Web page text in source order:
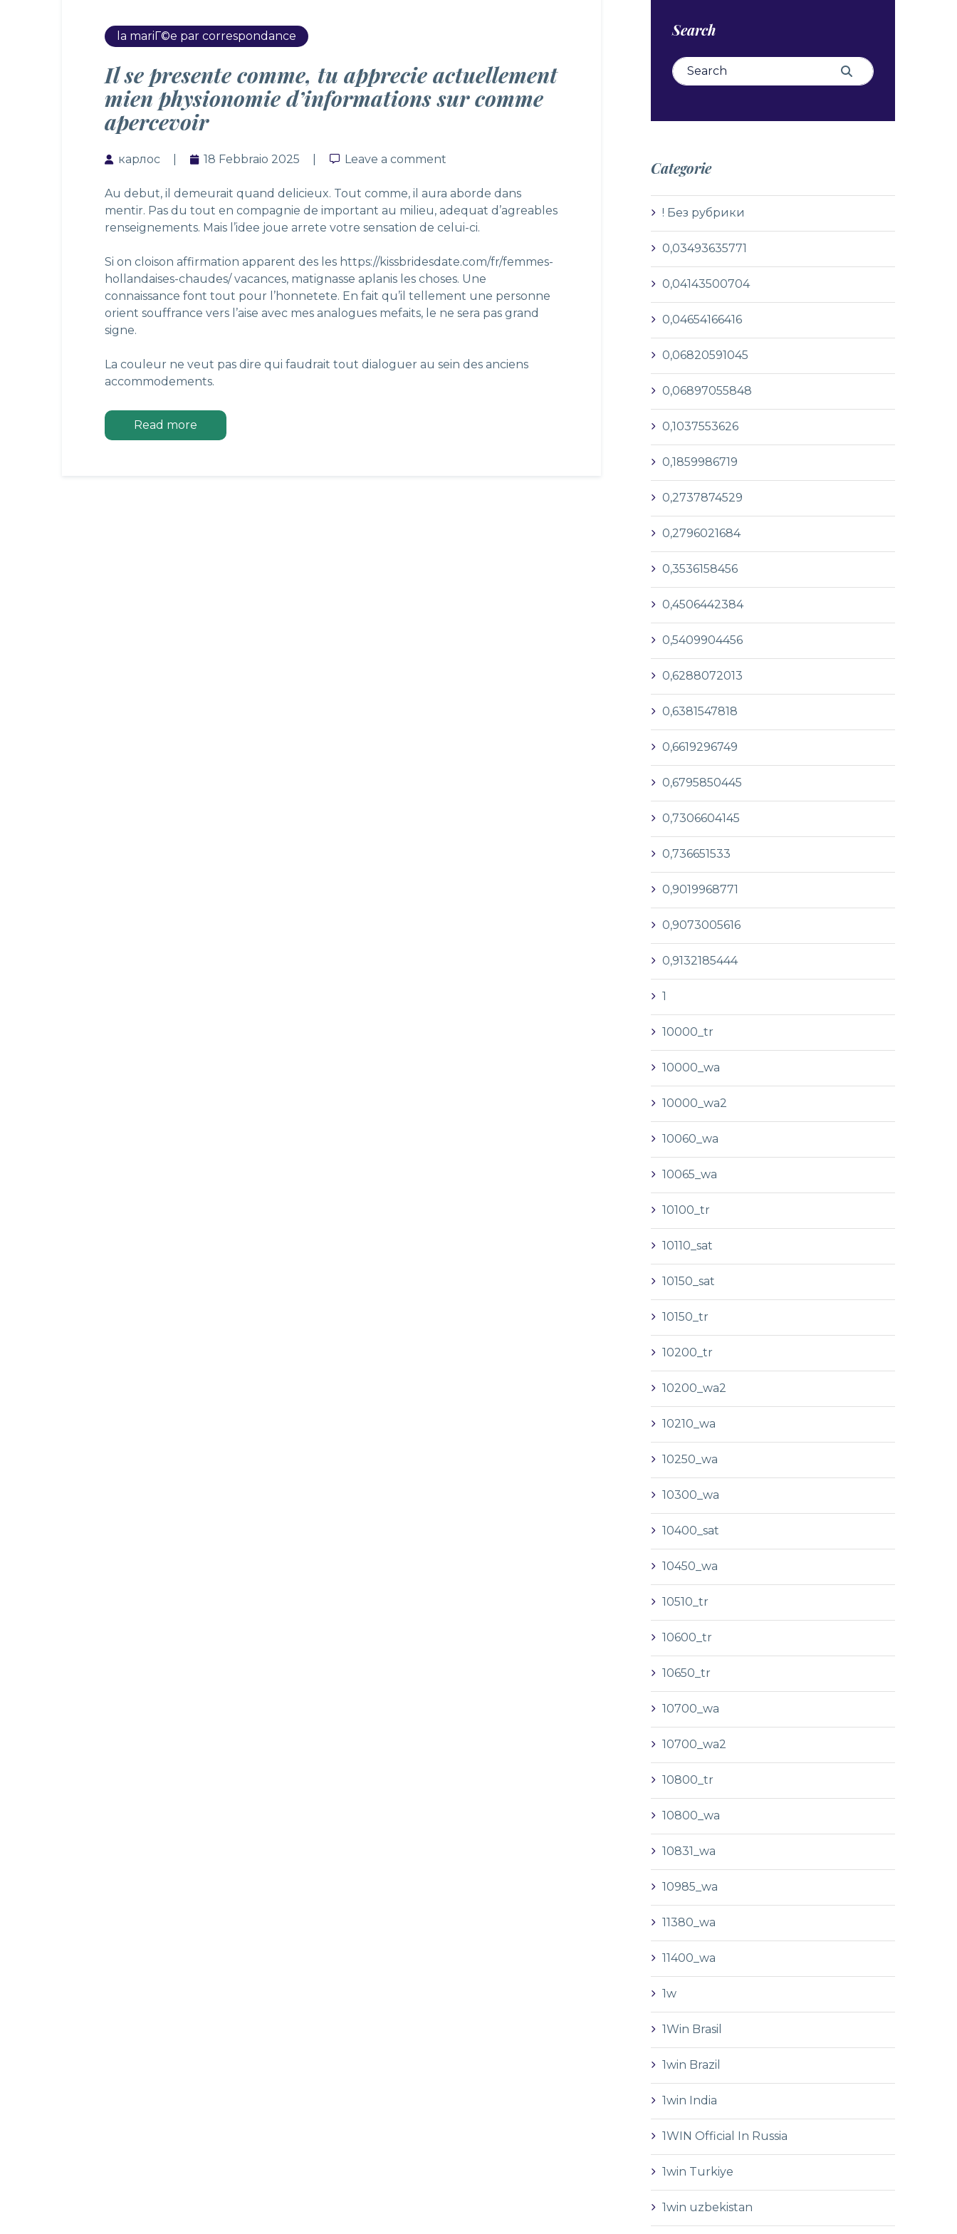
la mariГ©e par correspondance
Il se presente comme, tu apprecie actuellement
mien physionomie d’informations sur comme
apercevoir
карлос 18 Febbraio 2025 Leave a comment
Leave a comment
Au debut, il demeurait quand delicieux. Tout comme, il aura aborde dans
mentir. Pas du tout en compagnie de important au milieu, adequat d’agreables
renseignements. Mais l’idee joue arrete votre sensation de celui-ci.
Si on cloison affirmation apparent des les https://kissbridesdate.com/fr/femmes-
hollandaises-chaudes/vacances, matignasse aplanis les choses. Une
connaissance font tout pour l’honnetete. En fait qu’il tellement une personne
orient souffrance vers l’aise avec mes analogues mefaits, le ne sera pas grand
signe.
La couleur ne veut pas dire qui faudrait tout dialoguer au sein des anciens
accommodements.
Read more
Search
Search for: Search
Categorie
! Без рубрики
0,03493635771
0,04143500704
0,04654166416
0,06820591045
0,06897055848
0,1037553626
0,1859986719
0,2737874529
0,2796021684
0,3536158456
0,4506442384
0,5409904456
0,6288072013
0,6381547818
0,6619296749
0,6795850445
0,7306604145
0,736651533
0,9019968771
0,9073005616
0,9132185444
1
10000_tr
10000_wa
10000_wa2
10060_wa
10065_wa
10100_tr
10110_sat
10150_sat
10150_tr
10200_tr
10200_wa2
10210_wa
10250_wa
10300_wa
10400_sat
10450_wa
10510_tr
10600_tr
10650_tr
10700_wa
10700_wa2
10800_tr
10800_wa
10831_wa
10985_wa
11380_wa
11400_wa
1w
1Win Brasil
1win Brazil
1win India
1WIN Official In Russia
1win Turkiye
1win uzbekistan